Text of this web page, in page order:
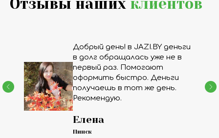
Отзывы наших клиентов
Добрый день! в JAZI.BY деньги
в долг обращалась уже не в
первый раз. Помогают
оформить быстро. Деньги
получаешь в тот же день.
Рекомендую.
Елена
Пинск